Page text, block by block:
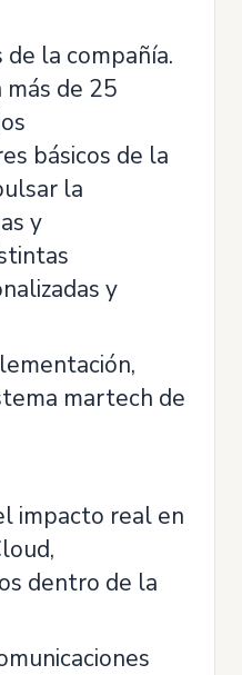
la compañía.
de 25
básicos de la
la
y
y
martech de
impacto real en
dentro de la